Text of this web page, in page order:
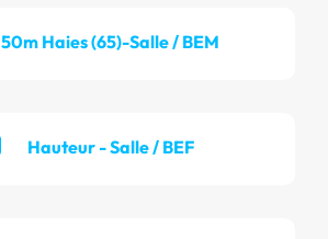
50m Haies (65)-Salle / BEM
Hauteur - Salle / BEF